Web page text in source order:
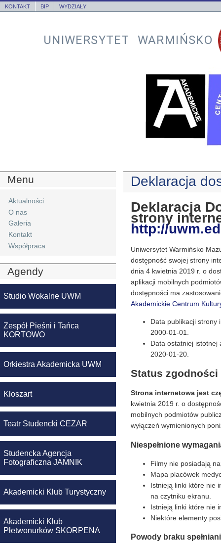
KONTAKT BIP WYDZIAŁY
UNIWERSYTET WARMIŃSKO
Menu
Aktualności
O nas
Galeria
Kontakt
Współpraca
Agendy
Studio Wokalne UWM
Zespół Pieśni i Tańca
KORTOWO
Orkiestra Akademicka UWM
Kloszart
Teatr Studencki CEZAR
Studencka Agencja
Fotograficzna JAMNIK
Akademicki Klub Turystyczny
Akademicki Klub
Płetwonurków SKORPENA
Deklaracja
Deklaracja
strony
http://
Uniwersytet Warmińsko
dostępność swojej strony
dnia 4 kwietnia 2019 r. o
aplikacji mobilnych
dostępności ma
Akademickie Centrum
Data publikacji strony
2000-01-01
Data ostatniej istotnej
2020-01-20
Status zgodności
Strona internetowa jest
kwietnia 2019 r. o
mobilnych podmiotów
wyłączeń wymienionych
Niespełnione
Filmy nie posiadają
Mapa placówek
Istnieją linki które nie
na czytniku ekranu.
Istnieją linki które nie
Niektóre elementy
Powody braku